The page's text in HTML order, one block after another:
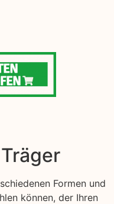
Formen und
können, der Ihren